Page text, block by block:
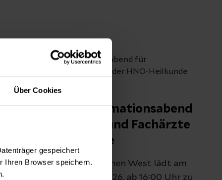
Über Cookies
gespeichert
Ihren Browser speichern.
Pressemitteilungen
Informationsabend
für Fachärztinnen und Fachärzte
der HNO-Heilkunde
Helios Klinikum München West lädt am
den 22. April 2026, ab 16:00 Uhr zu